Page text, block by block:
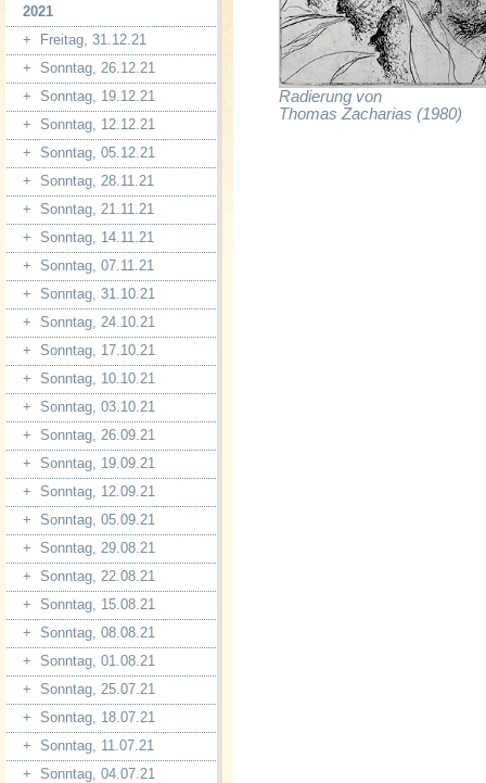
2021
+
Freitag, 31.12.21
+ Sonntag, 26.12.21
+ Sonntag, 19.12.21
+ Sonntag, 12.12.21
+ Sonntag, 05.12.21
+ Sonntag, 28.11.21
+ Sonntag, 21.11.21
+ Sonntag, 14.11.21
+ Sonntag, 07.11.21
+ Sonntag, 31.10.21
+ Sonntag, 24.10.21
+ Sonntag, 17.10.21
+ Sonntag, 10.10.21
+ Sonntag, 03.10.21
+ Sonntag, 26.09.21
+ Sonntag, 19.09.21
+ Sonntag, 12.09.21
+ Sonntag, 05.09.21
+ Sonntag, 29.08.21
+ Sonntag, 22.08.21
+ Sonntag, 15.08.21
+ Sonntag, 08.08.21
+ Sonntag, 01.08.21
+ Sonntag, 25.07.21
+ Sonntag, 18.07.21
+ Sonntag, 11.07.21
+ Sonntag, 04.07.21
Radierung von
Thomas Zacharias (1980)